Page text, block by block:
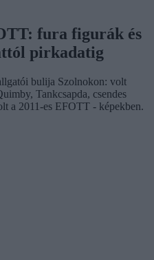
fura figurák és
pirkadatig
bulija Szolnokon: volt
Tankcsapda, csendes
a 2011-es EFOTT - képekben.